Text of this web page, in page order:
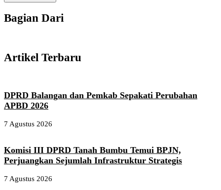
Bagian Dari
Artikel Terbaru
DPRD Balangan dan Pemkab Sepakati Perubahan
APBD 2026
7 Agustus 2026
Komisi III DPRD Tanah Bumbu Temui BPJN,
Perjuangkan Sejumlah Infrastruktur Strategis
7 Agustus 2026